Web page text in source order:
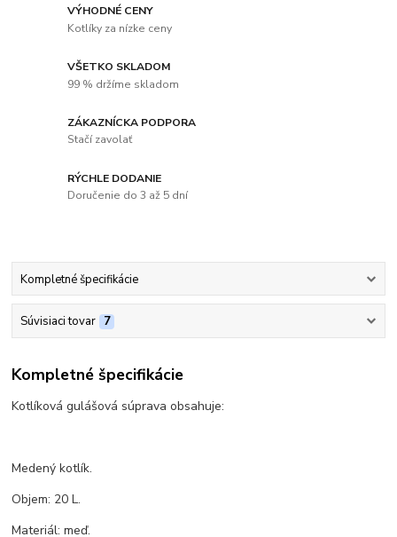
VÝHODNÉ CENY
Kotlíky za nízke ceny
VŠETKO SKLADOM
99 % držíme skladom
ZÁKAZNÍCKA PODPORA
Stačí zavolať
RÝCHLE DODANIE
Doručenie do 3 až 5 dní
Kompletné špecifikácie
Súvisiaci tovar 7
Kompletné špecifikácie
Kotlíková gulášová súprava obsahuje:
Medený kotlík.
Objem: 20 L.
Materiál: meď.